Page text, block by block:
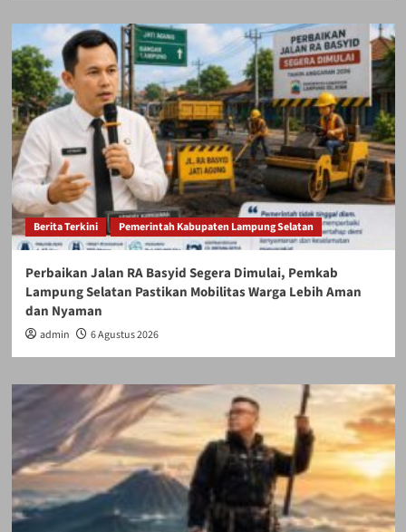
Berita Terkini Pemerintah Kabupaten Lampung Selatan
Perbaikan Jalan RA Basyid Segera Dimulai, Pemkab
Lampung Selatan Pastikan Mobilitas Warga Lebih Aman
dan Nyaman
admin 6 Agustus 2026